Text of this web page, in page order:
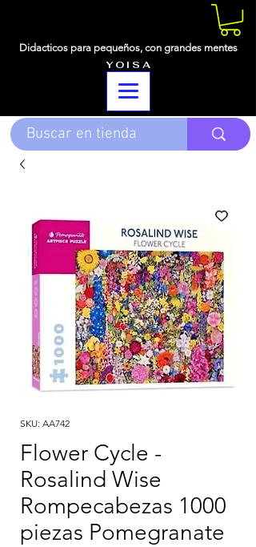
Didacticos para pequeños, con grandes mentes
Y O I S A
SKU: AA742
Flower Cycle -
Rosalind Wise
Rompecabezas 1000
piezas Pomegranate